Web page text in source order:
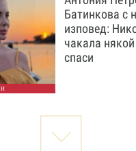
Батинкова с
изповед:
чакала
спаси